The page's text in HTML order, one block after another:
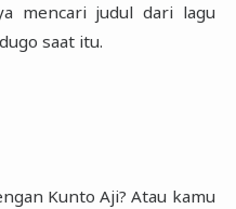
mencari judul dari lagu
saat itu.‎
Kunto Aji? Atau kamu